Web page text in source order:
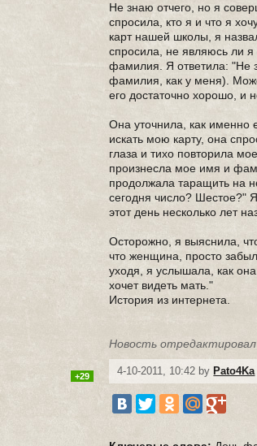
Не знаю отчего, но я
спросила, кто я и что я
карт нашей школы, я
спросила, не являюсь ли я
фамилия. Я ответила: "Не
фамилия, как у меня).
его достаточно хорошо, и
Она уточнила, как именно
искать мою карту, она
глаза и тихо повторила
произнесла мое имя и
продолжала таращить на
сегодня число? Шестое?"
этот день несколько лет
Осторожно, я выяснила,
что женщина, просто
уходя, я услышала, как
хочет видеть мать."
История из интернета.
Новость отредактировал
4-10-2011, 10:42 by Pato4Ka
+29